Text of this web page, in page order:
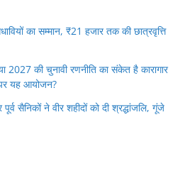
का सम्मान, ₹21 हजार तक की छात्रवृत्ति
2027 की चुनावी रणनीति का संकेत है कारागार
पर यह आयोजन?
सैनिकों ने वीर शहीदों को दी श्रद्धांजलि, गूंजे